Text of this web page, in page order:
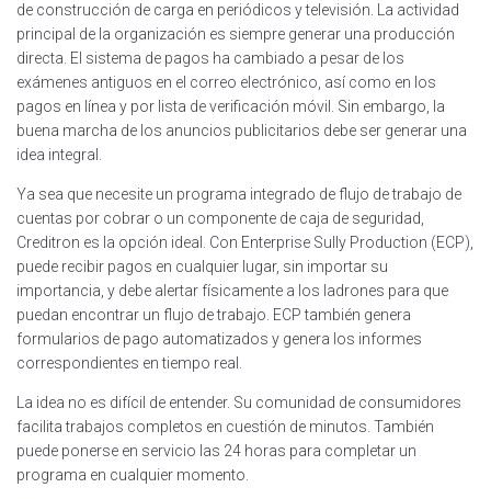
de construcción de carga en periódicos y televisión. La actividad
principal de la organización es siempre generar una producción
directa. El sistema de pagos ha cambiado a pesar de los
exámenes antiguos en el correo electrónico, así como en los
pagos en línea y por lista de verificación móvil. Sin embargo, la
buena marcha de los anuncios publicitarios debe ser generar una
idea integral.
Ya sea que necesite un programa integrado de flujo de trabajo de
cuentas por cobrar o un componente de caja de seguridad,
Creditron es la opción ideal. Con Enterprise Sully Production (ECP),
puede recibir pagos en cualquier lugar, sin importar su
importancia, y debe alertar físicamente a los ladrones para que
puedan encontrar un flujo de trabajo. ECP también genera
formularios de pago automatizados y genera los informes
correspondientes en tiempo real.
La idea no es difícil de entender. Su comunidad de consumidores
facilita trabajos completos en cuestión de minutos. También
puede ponerse en servicio las 24 horas para completar un
programa en cualquier momento.